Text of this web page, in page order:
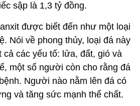
sập là 1,3 tỷ đồng.
được biết đến như một loại
Nói về phong thủy, loại đá này
cả các yếu tố: lửa, đất, gió và
một số người còn cho rằng đá
Người nào nằm lên đá có
và tăng sức mạnh thể chất.